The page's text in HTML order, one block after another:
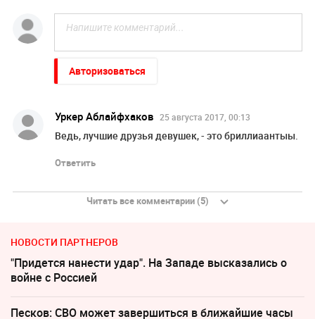
Авторизоваться
Уркер Аблайфхаков 25 августа 2017, 00:13
Ведь, лучшие друзья девушек, - это бриллиаантыы.
Ответить
Читать все комментарии (5)
НОВОСТИ ПАРТНЕРОВ
"Придется нанести удар". На Западе высказались о
войне с Россией
Песков: СВО может завершиться в ближайшие часы